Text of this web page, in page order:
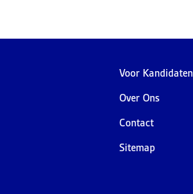
Voor Kandidaten
Over Ons
Contact
Sitemap